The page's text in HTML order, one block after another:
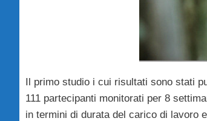
Il primo studio i cui risultati sono stati
111 partecipanti monitorati per 8
in termini di durata del carico di lavoro